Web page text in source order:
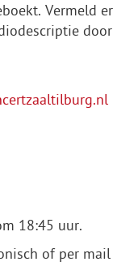
Vermeld er
door
18:45 uur.
of per mail